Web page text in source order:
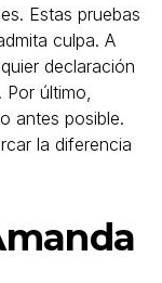
Estas pruebas
culpa. A
declaración
último,
antes posible.
la diferencia